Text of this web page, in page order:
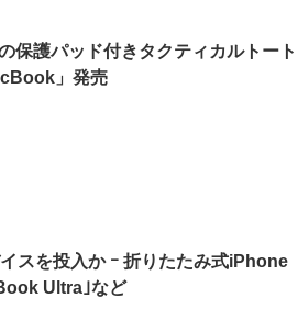
保護パッド付きタクティカルトート
」発売
スを投入か ｰ 折りたたみ式iPhone
Ultra｣など